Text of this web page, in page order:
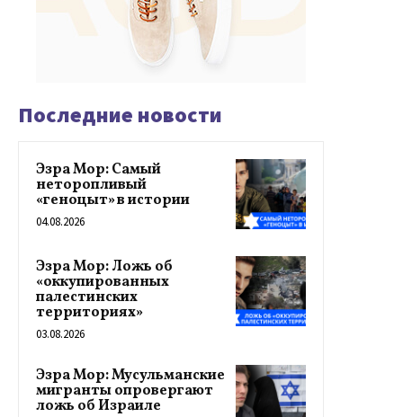
Последние новости
Эзра Мор: Самый
неторопливый
«геноцыт» в истории
04.08.2026
Эзра Мор: Ложь об
«оккупированных
палестинских
территориях»
03.08.2026
Эзра Мор: Мусульманские
мигранты опровергают
ложь об Израиле